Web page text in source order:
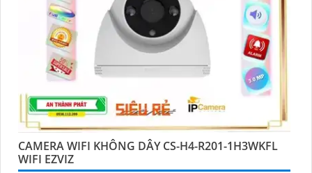
CAMERA WIFI KHÔNG DÂY CS-H4-R201-1H3WKFL
WIFI EZVIZ